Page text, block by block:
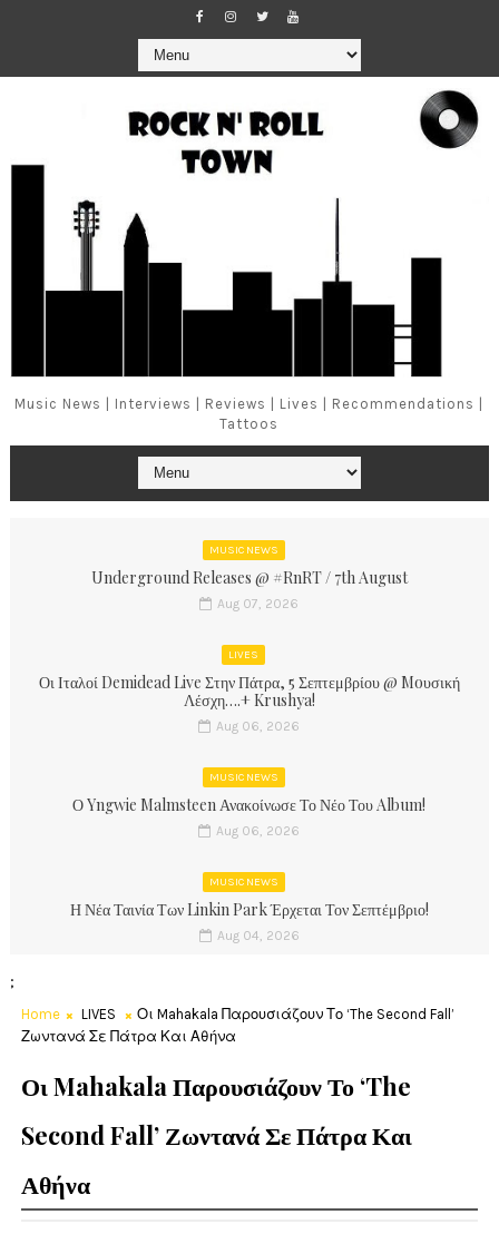
Music News | Interviews | Reviews | Lives | Recommendations |
Tattoos
MUSIC NEWS
Underground Releases @ #RnRT / 7th August
Aug 07, 2026
LIVES
Οι Ιταλοί Demidead Live Στην Πάτρα, 5 Σεπτεμβρίου @ Moυσική
Λέσχη….+ Krushya!
Aug 06, 2026
MUSIC NEWS
Ο Yngwie Malmsteen Ανακοίνωσε Το Νέο Του Album!
Aug 06, 2026
MUSIC NEWS
Η Νέα Ταινία Των Linkin Park Έρχεται Τον Σεπτέμβριο!
Aug 04, 2026
;
Home LIVES
Οι Mahakala Παρουσιάζουν Το ‘The Second Fall’
Ζωντανά Σε Πάτρα Και Αθήνα
Οι Mahakala Παρουσιάζουν Το ‘The
Second Fall’ Ζωντανά Σε Πάτρα Και
Αθήνα